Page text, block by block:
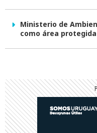
Ministerio de
como área protegida